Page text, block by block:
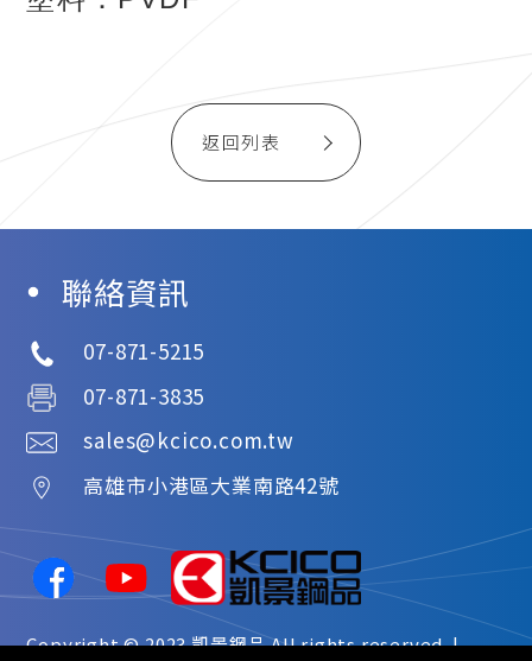
返回列表
聯絡資訊
07-871-5215
07-871-3835
sales@kcico.com.tw
高雄市小港區大業南路42號
Copyright © 2023凱景鋼品All rights reserved. |